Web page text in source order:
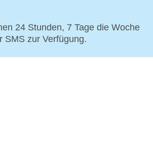
24 Stunden, 7 Tage die Woche
SMS zur Verfügung.